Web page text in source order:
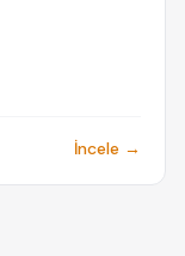
İncele →